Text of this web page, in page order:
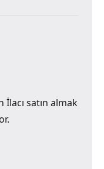
satın almak